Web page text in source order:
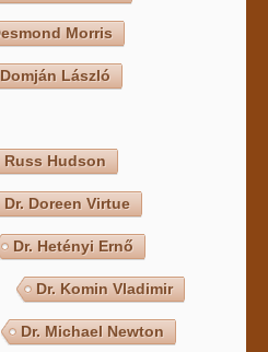
Morris
Domján László
Hudson
Dr. Doreen Virtue
Dr. Hetényi Ernő
Dr. Komin Vladimir
Dr. Michael Newton